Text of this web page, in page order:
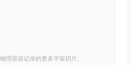
理容器记录的更多宇宙切片。